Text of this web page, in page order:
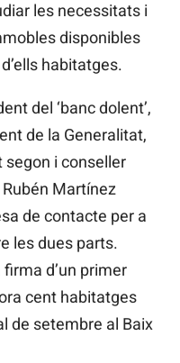
les necessitats i
disponibles
habitatges.
del ‘banc dolent’,
de la Generalitat,
segon i conseller
Martínez
de contacte per a
les dues parts.
d’un primer
cent habitatges
de setembre al Baix